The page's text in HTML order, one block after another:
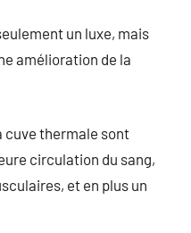
un luxe, mais
amélioration de la
cuve thermale sont
circulation du sang,
et en plus un